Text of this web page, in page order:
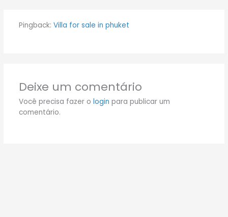
Pingback: Villa for sale in phuket
Deixe um comentário
Você precisa fazer o login para publicar um
comentário.